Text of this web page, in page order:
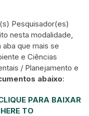
Pesquisador(es)
nesta modalidade,
que mais se
e Ciências
/ Planejamento e
abaixo:
PARA BAIXAR
TO